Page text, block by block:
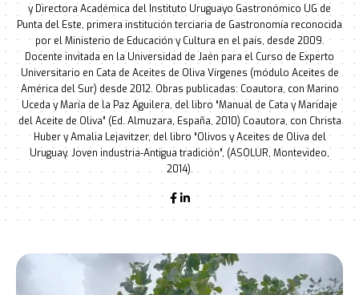
y Directora Académica del Instituto Uruguayo Gastronómico UG de
Punta del Este, primera institución terciaria de Gastronomía reconocida
por el Ministerio de Educación y Cultura en el país, desde 2009.
Docente invitada en la Universidad de Jaén para el Curso de Experto
Universitario en Cata de Aceites de Oliva Vírgenes (módulo Aceites de
América del Sur) desde 2012. Obras publicadas: Coautora, con Marino
Uceda y María de la Paz Aguilera, del libro “Manual de Cata y Maridaje
del Aceite de Oliva” (Ed. Almuzara, España, 2010) Coautora, con Christa
Huber y Amalia Lejavitzer, del libro “Olivos y Aceites de Oliva del
Uruguay. Joven industria-Antigua tradición”, (ASOLUR, Montevideo,
2014).